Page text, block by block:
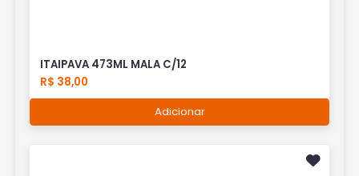
ITAIPAVA 473ML MALA C/12
R$ 38,00
Adicionar